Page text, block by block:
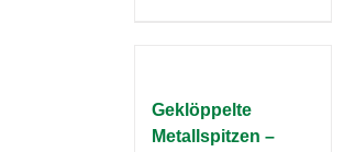
Geklöppelte
Metallspitzen –